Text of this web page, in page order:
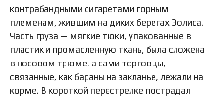
контрабандными сигаретами горным
племенам, жившим на диких берегах Эолиса.
Часть груза — мягкие тюки, упакованные в
пластик и промасленную ткань, была сложена
в носовом трюме, а сами торговцы,
связанные, как бараны на закланье, лежали на
корме. В короткой перестрелке пострадал